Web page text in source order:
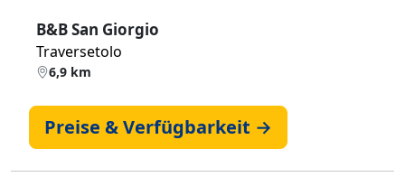
B&B San Giorgio
Traversetolo
6,9 km
Preise & Verfügbarkeit →